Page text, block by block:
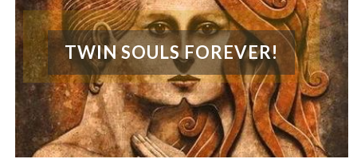
TWIN SOULS FOREVER!